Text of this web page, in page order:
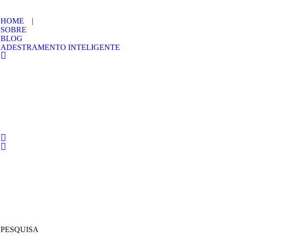
HOME |
SOBRE
BLOG
ADESTRAMENTO INTELIGENTE
PESQUISA